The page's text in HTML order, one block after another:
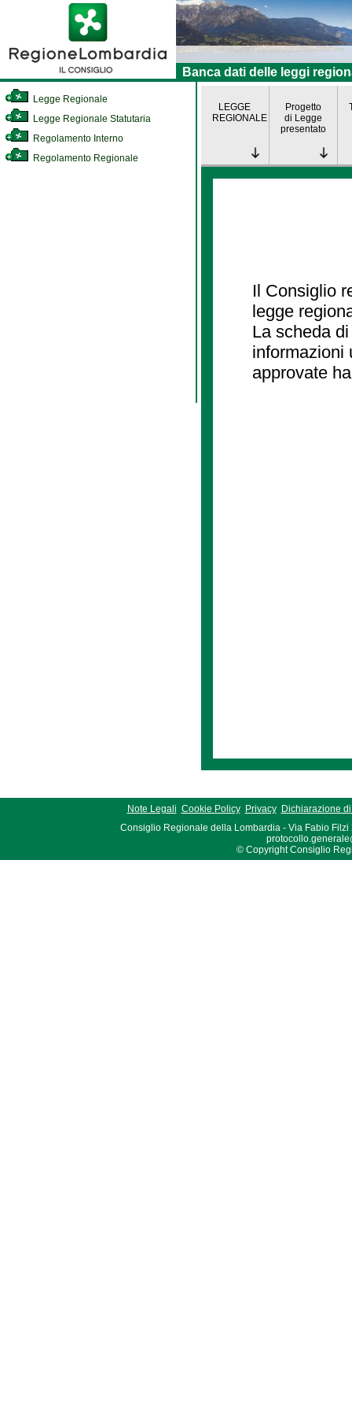
Banca dati delle leggi
Legge Regionale
Legge Regionale Statutaria
Regolamento Interno
Regolamento Regionale
LEGGE
REGIONALE
Progetto
di Legge
presentato
Il Consiglio
legge
La scheda
informazioni
approvate
Note Legali Cookie Policy Privacy
Dichiarazione
Consiglio Regionale della Lombardia - Via Fabio Filzi
© Copyright Consiglio